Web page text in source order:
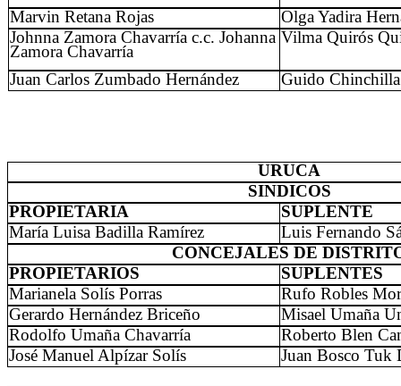
Marvin Retana Rojas
Olga Yadira
Johnna Zamora Chavarría c.c. Johanna
Zamora Chavarría
Vilma Quirós
Juan Carlos Zumbado Hernández Guido
URUCA
SINDICOS
PROPIETARIA
SUPLENTE
María Luisa Badilla Ramírez
Luis Fernando
CONCEJALES DE
PROPIETARIOS
SUPLENTES
Marianela Solís Porras
Rufo Robles
Gerardo Hernández Briceño
Misael Umaña
Rodolfo Umaña Chavarría
Roberto Blen
José Manuel Alpízar Solís
Juan Bosco Tuk